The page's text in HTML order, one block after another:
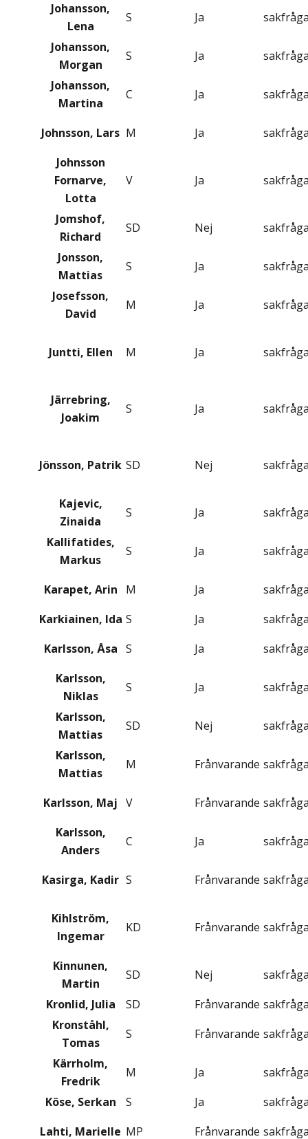
Johansson,
Lena
S Ja
Johansson,
Morgan
S Ja
Johansson,
Martina
C Ja
Johnsson, Lars M Ja
Johnsson
Fornarve,
Lotta
V Ja
Jomshof,
Richard
SD Nej
Jonsson,
Mattias
S Ja
Josefsson,
David
M Ja
Juntti, Ellen M Ja
Järrebring,
Joakim
S Ja
Jönsson, Patrik SD Nej
Kajevic,
Zinaida
S Ja
Kallifatides,
Markus
S Ja
Karapet, Arin M Ja
Karkiainen, Ida S Ja
Karlsson, Åsa S Ja
Karlsson,
Niklas
S Ja
Karlsson,
Mattias
SD Nej
Karlsson,
Mattias
M Frånvarande
Karlsson, Maj V Frånvarande
Karlsson,
Anders
C Ja
Kasirga, Kadir S Frånvarande
Kihlström,
Ingemar
KD Frånvarande
Kinnunen,
Martin
SD Nej
Kronlid, Julia
SD Frånvarande
Kronståhl,
Tomas
S Frånvarande
Kärrholm,
Fredrik
M Ja
Köse, Serkan
S Ja
Lahti, Marielle MP Frånvarande